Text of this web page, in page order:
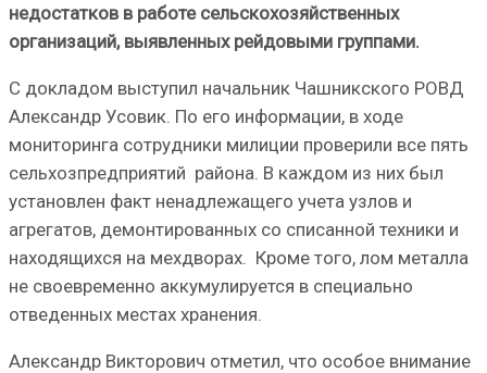
недостатков в работе сельскохозяйственных
организаций, выявленных рейдовыми группами.
С докладом выступил начальник Чашникского РОВД
Александр Усовик. По его информации, в ходе
мониторинга сотрудники милиции проверили все пять
сельхозпредприятий района. В каждом из них был
установлен факт ненадлежащего учета узлов и
агрегатов, демонтированных со списанной техники и
находящихся на мехдворах. Кроме того, лом металла
не своевременно аккумулируется в специально
отведенных местах хранения.
Александр Викторович отметил, что особое внимание